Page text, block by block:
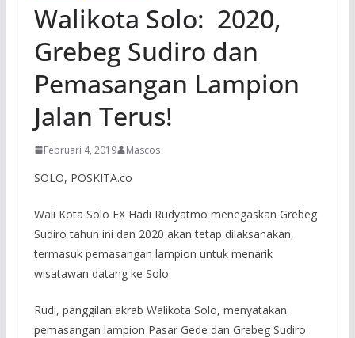
Walikota Solo: 2020,
Grebeg Sudiro dan
Pemasangan Lampion
Jalan Terus!
Februari 4, 2019 Mascos
SOLO, POSKITA.co
Wali Kota Solo FX Hadi Rudyatmo menegaskan Grebeg
Sudiro tahun ini dan 2020 akan tetap dilaksanakan,
termasuk pemasangan lampion untuk menarik
wisatawan datang ke Solo.
Rudi, panggilan akrab Walikota Solo, menyatakan
pemasangan lampion Pasar Gede dan Grebeg Sudiro